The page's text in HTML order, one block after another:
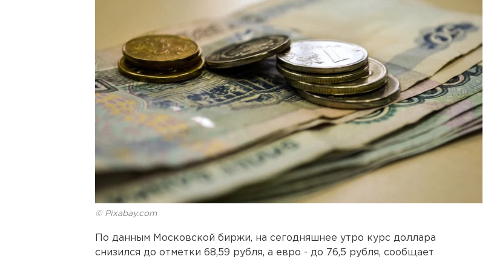
© Pixabay.com
По данным Московской биржи, на сегодняшнее утро курс доллара
снизился до отметки 68,59 рубля, а евро - до 76,5 рубля, сообщает